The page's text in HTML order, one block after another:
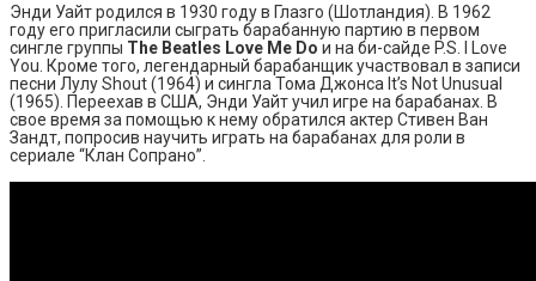
Энди Уайт родился в 1930 году в Глазго (Шотландия). В 1962
году его пригласили сыграть барабанную партию в первом
сингле группы The Beatles Love Me Do и на би-сайде P.S. I Love
You. Кроме того, легендарный барабанщик участвовал в записи
песни Лулу Shout (1964) и сингла Тома Джонса It’s Not Unusual
(1965). Переехав в США, Энди Уайт учил игре на барабанах. В
свое время за помощью к нему обратился актер Стивен Ван
Зандт, попросив научить играть на барабанах для роли в
сериале “Клан Сопрано”.